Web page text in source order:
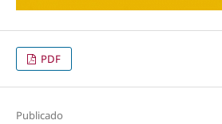
PDF
Publicado